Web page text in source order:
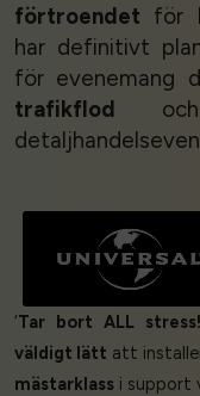
förtroendet för
har definitivt
för evenemang
trafikflod och
‘Tar bort ALL stress!
väldigt lätt att
mästarklass i support